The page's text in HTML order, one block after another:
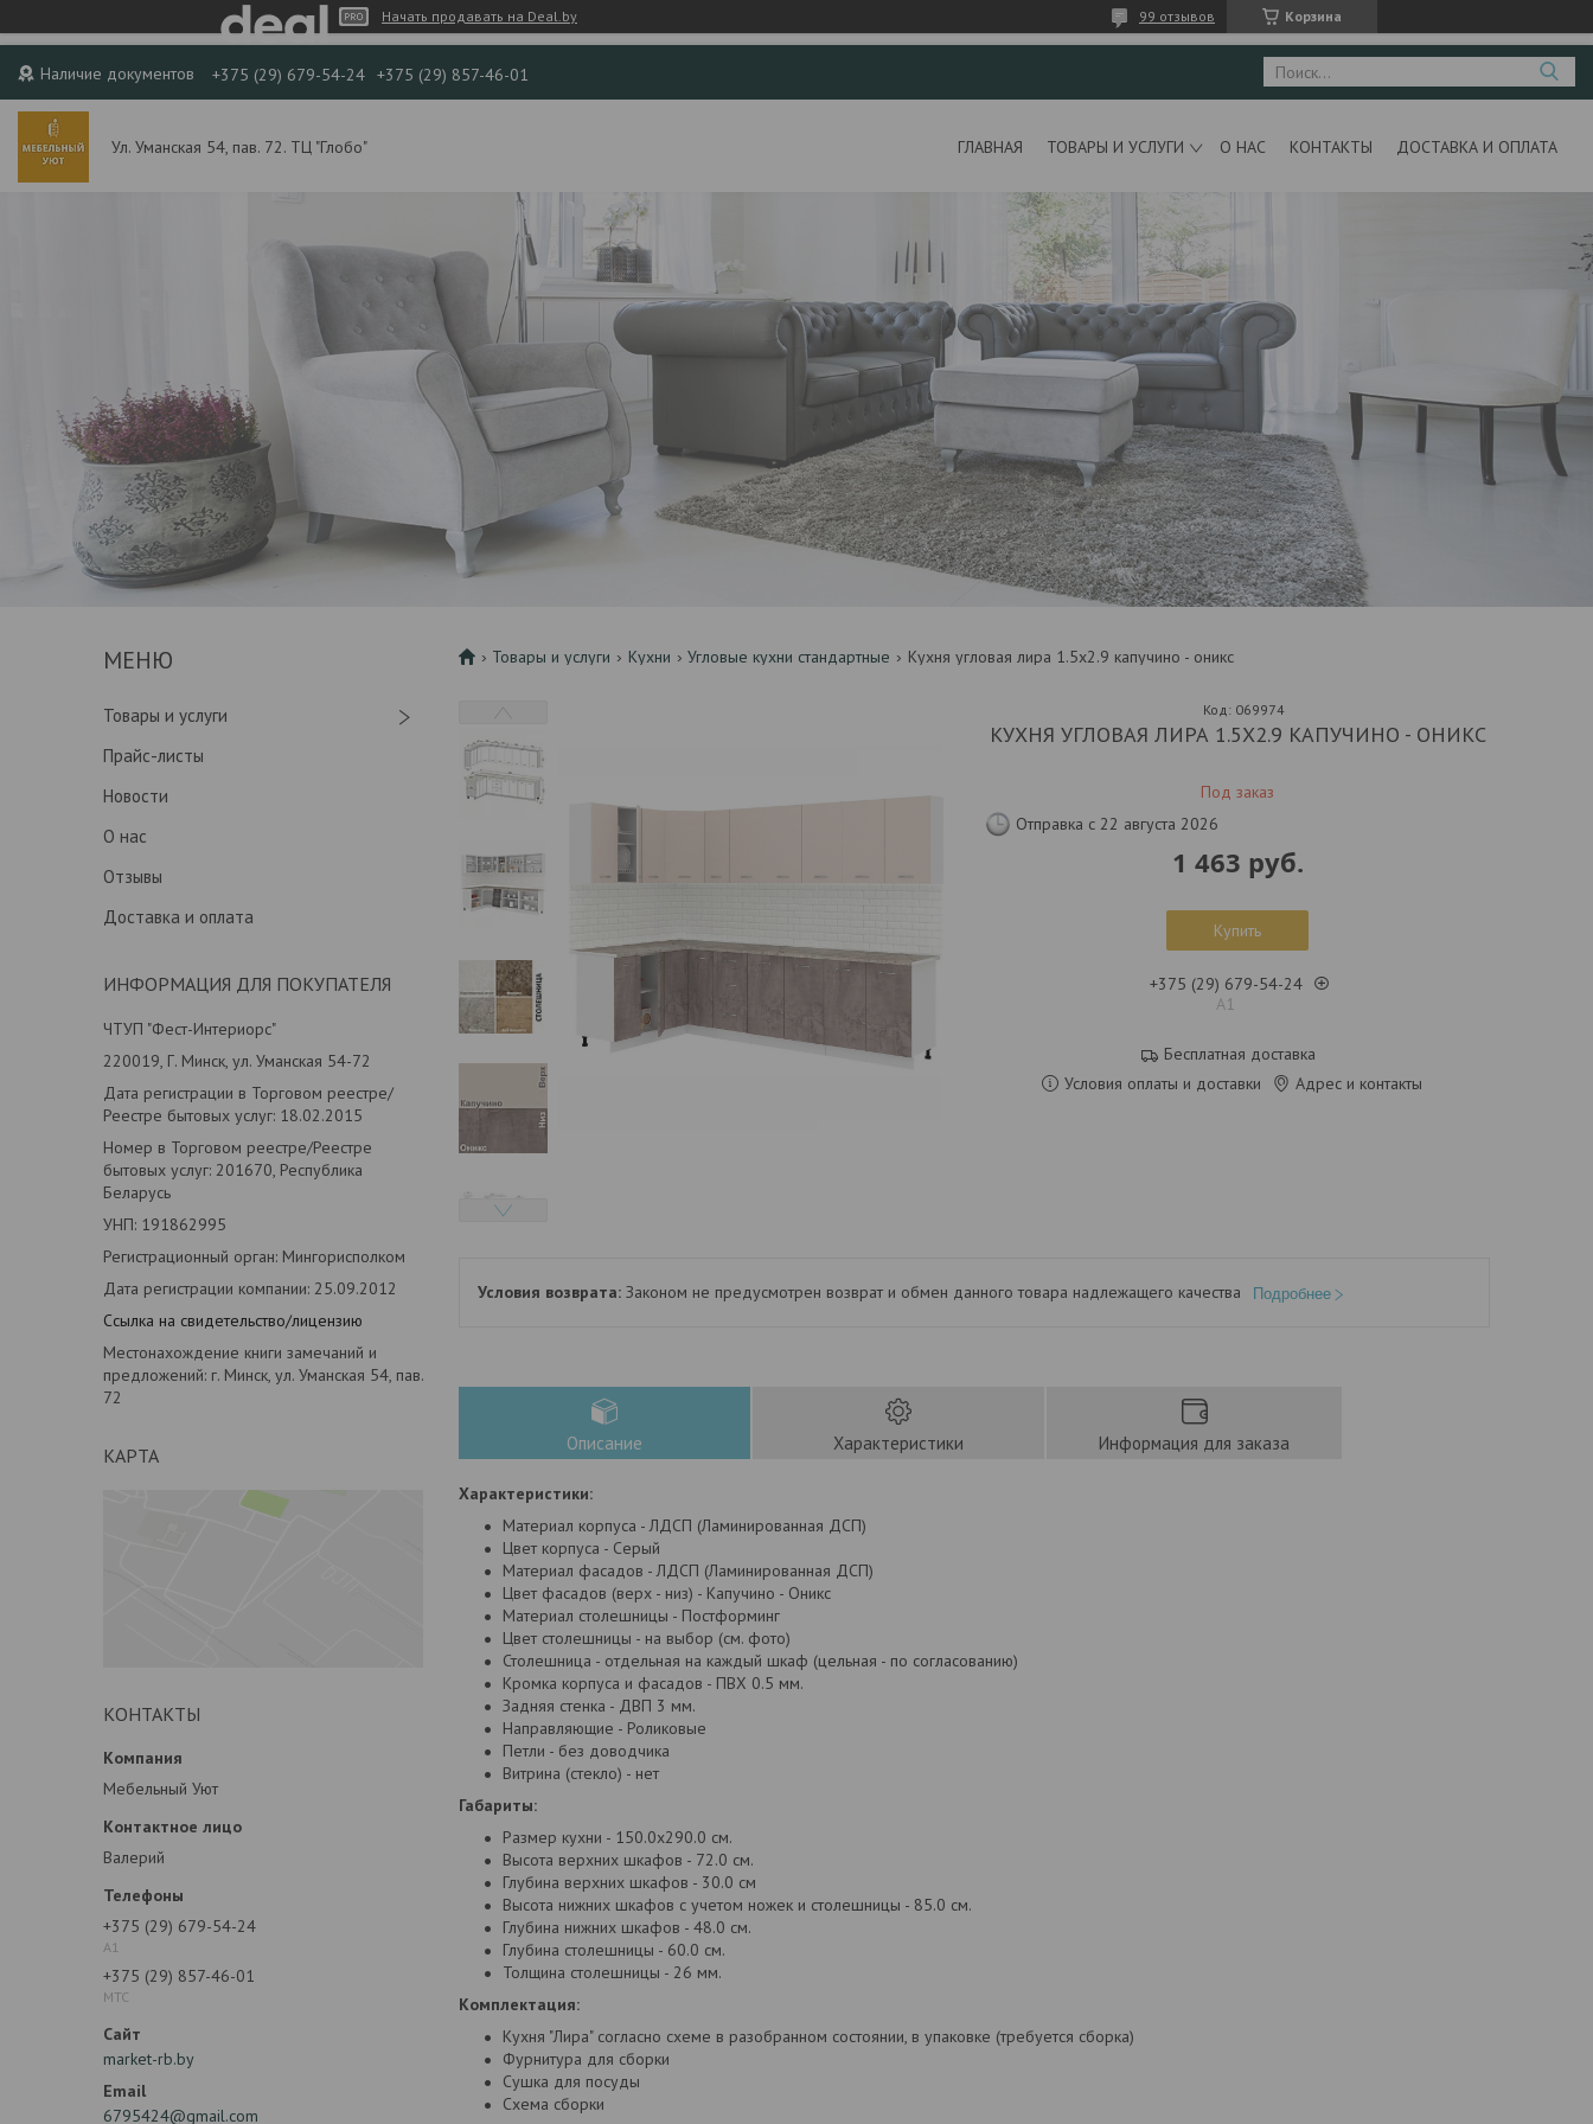
Начать продавать на Deal.by Корзина
99 отзывов
Наличие документов +375 (29) 679-54-24 +375 (29) 857-46-01
Ул. Уманская 54, пав. 72. ТЦ "Глобо" ГЛАВНАЯ ТОВАРЫ И УСЛУГИ О НАС КОНТАКТЫ ДОСТАВКА И ОПЛАТА
Товары и услуги
Прайс-листы
Новости
О нас
Отзывы
Доставка и оплата
ИНФОРМАЦИЯ ДЛЯ ПОКУПАТЕЛЯ
ЧТУП "Фест-Интериорс"
220019, Г. Минск, ул. Уманская 54-72
Дата регистрации в Торговом реестре/
Реестре бытовых услуг: 18.02.2015
Номер в Торговом реестре/Реестре
бытовых услуг: 201670, Республика
Беларусь
УНП: 191862995
Регистрационный орган: Мингорисполком
Дата регистрации компании: 25.09.2012
Ссылка на свидетельство/лицензию
Местонахождение книги замечаний и
предложений: г. Минск, ул. Уманская 54, пав.
72
КАРТА
КОНТАКТЫ
Мебельный Уют
Валерий
+375 (29) 679-54-24
А1
+375 (29) 857-46-01
МТС
market-rb.by
6795424@gmail.com
Товары и услуги Кухни Угловые кухни стандартные Кухня угловая лира 1.5x2.9 капучино - оникс
КУХНЯ УГЛОВАЯ ЛИРА 1.5X2.9 КАПУЧИНО - ОНИКС
Под заказ
Код: 069974
Отправка с 22 августа 2026
1 463 руб.
Купить
+375 (29) 679-54-24
А1
Бесплатная доставка
Условия оплаты и доставки
Адрес и контакты
Законом не предусмотрен возврат и обмен данного товара надлежащего качества Подробнее
Описание Характеристики Информация для заказа
Характеристики:
Материал корпуса - ЛДСП (Ламинированная ДСП)
Цвет корпуса - Серый
Материал фасадов - ЛДСП (Ламинированная ДСП)
Цвет фасадов (верх - низ) - Капучино - Оникс
Материал столешницы - Постформинг
Цвет столешницы - на выбор (см. фото)
Столешница - отдельная на каждый шкаф (цельная - по согласованию)
Кромка корпуса и фасадов - ПВХ 0.5 мм.
Задняя стенка - ДВП 3 мм.
Направляющие - Роликовые
Петли - без доводчика
Витрина (стекло) - нет
Габариты:
Размер кухни - 150.0x290.0 см.
Высота верхних шкафов - 72.0 см.
Глубина верхних шкафов - 30.0 см
Высота нижних шкафов с учетом ножек и столешницы - 85.0 см.
Глубина нижних шкафов - 48.0 см.
Глубина столешницы - 60.0 см.
Толщина столешницы - 26 мм.
Комплектация:
Кухня "Лира" согласно схеме в разобранном состоянии, в упаковке (требуется сборка)
Фурнитура для сборки
Сушка для посуды
Схема сборки